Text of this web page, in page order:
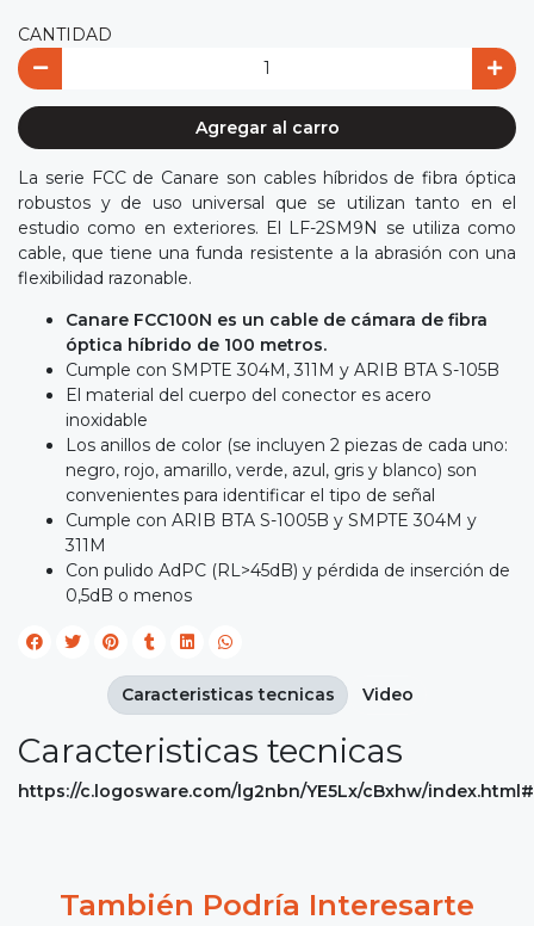
CANTIDAD
Agregar al carro
La serie FCC de Canare son cables híbridos de fibra óptica
robustos y de uso universal que se utilizan tanto en el
estudio como en exteriores. El LF-2SM9N se utiliza como
cable, que tiene una funda resistente a la abrasión con una
flexibilidad razonable.
Canare FCC100N es un cable de cámara de fibra
óptica híbrido de 100 metros.
Cumple con SMPTE 304M, 311M y ARIB BTA S-105B
El material del cuerpo del conector es acero
inoxidable
Los anillos de color (se incluyen 2 piezas de cada uno:
negro, rojo, amarillo, verde, azul, gris y blanco) son
convenientes para identificar el tipo de señal
Cumple con ARIB BTA S-1005B y SMPTE 304M y
311M
Con pulido AdPC (RL>45dB) y pérdida de inserción de
0,5dB o menos
Caracteristicas tecnicas
https://c.logosware.com/lg2nbn/YE5Lx/cBxhw/
Caracteristicas tecnicas Video
También Podría Interesarte